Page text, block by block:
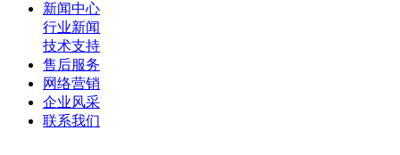
新闻中心
行业新闻
技术支持
售后服务
网络营销
企业风采
联系我们